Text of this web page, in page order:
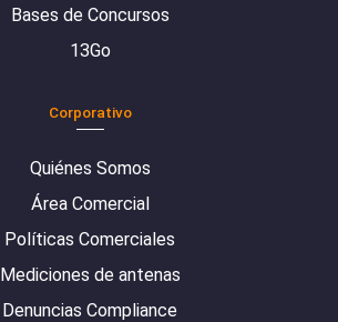
Bases de Concursos
13Go
Corporativo
Quiénes Somos
Área Comercial
Políticas Comerciales
Mediciones de antenas
Denuncias Compliance